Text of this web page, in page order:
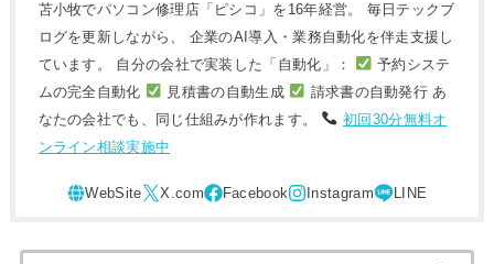
苫小牧でパソコン修理店「ピシコ」を16年経営。 毎日テックブ
ログを更新しながら、 企業のAI導入・業務自動化を伴走支援し
ています。 自分の会社で実装した「自動化」：
予約システ
ムの完全自動化
見積書の自動生成
請求書の自動発行 あ
なたの会社でも、同じ仕組みが作れます。
初回30分無料オ
ンライン相談実施中